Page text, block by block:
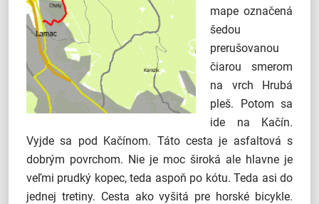
mape označená
šedou
prerušovanou
čiarou smerom
na vrch Hrubá
pleš. Potom sa
ide na Kačín.
Vyjde sa pod Kačínom. Táto cesta je asfaltová s
dobrým povrchom. Nie je moc široká ale hlavne je
veľmi prudký kopec, teda aspoň po kótu. Teda asi do
jednej tretiny. Cesta ako vyšitá pre horské bicykle.